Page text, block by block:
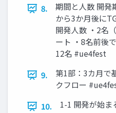
8.
期間と人数 開発
から3か月後に
開発人数 ・2名
ート ・8名前後
12名 #ue4fest
9.
第1部：3カ月で
クフロー
10.
1-1 開発が始